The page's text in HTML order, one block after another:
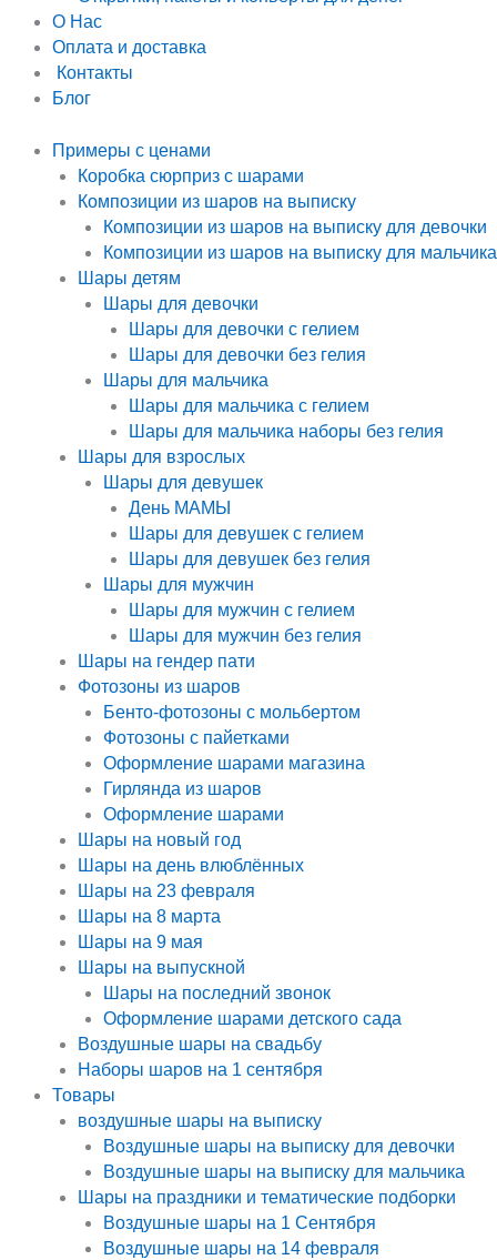
О Нас
Оплата и доставка
Контакты
Блог
Примеры с ценами
Коробка сюрприз с шарами
Композиции из шаров на выписку
Композиции из шаров на выписку для девочки
Композиции из шаров на выписку для мальчика
Шары детям
Шары для девочки
Шары для девочки с гелием
Шары для девочки без гелия
Шары для мальчика
Шары для мальчика с гелием
Шары для мальчика наборы без гелия
Шары для взрослых
Шары для девушек
День МАМЫ
Шары для девушек с гелием
Шары для девушек без гелия
Шары для мужчин
Шары для мужчин с гелием
Шары для мужчин без гелия
Шары на гендер пати
Фотозоны из шаров
Бенто-фотозоны с мольбертом
Фотозоны с пайетками
Оформление шарами магазина
Гирлянда из шаров
Оформление шарами
Шары на новый год
Шары на день влюблённых
Шары на 23 февраля
Шары на 8 марта
Шары на 9 мая
Шары на выпускной
Шары на последний звонок
Оформление шарами детского сада
Воздушные шары на свадьбу
Наборы шаров на 1 сентября
Товары
воздушные шары на выписку
Воздушные шары на выписку для девочки
Воздушные шары на выписку для мальчика
Шары на праздники и тематические подборки
Воздушные шары на 1 Сентября
Воздушные шары на 14 февраля